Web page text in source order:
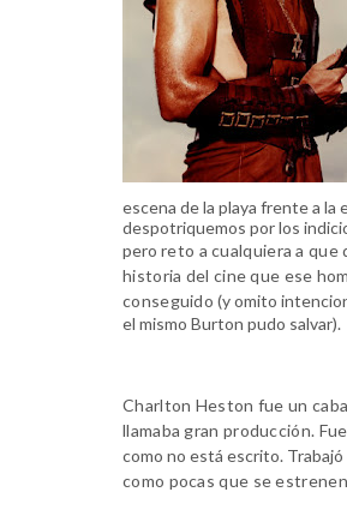
escena de la playa frente a la
despotriquemos por los
pero reto a cualquiera a que
historia del cine que ese
conseguido (y omito
el mismo Burton pudo salvar).
Charlton Heston fue un
llamaba gran producción.
como no está escrito.
como pocas que se